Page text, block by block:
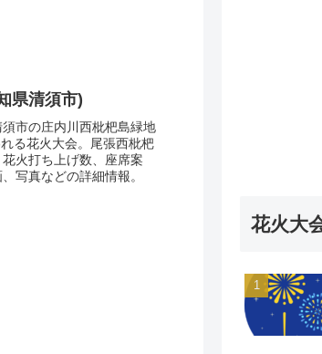
県清須市)
市の庄内川西枇杷島緑地
る花火大会。尾張西枇杷
火打ち上げ数、座席案
写真などの詳細情報。
花火大